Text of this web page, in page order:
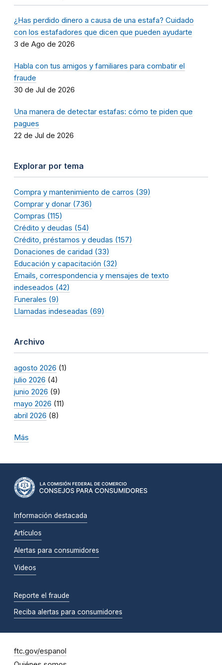
¿Has perdido dinero a causa de una estafa? Cuidado
con los estafadores que dicen que pueden ayudarte
3 de Ago de 2026
Habla con tus amigos y familiares para combatir el
fraude
30 de Jul de 2026
Una manera de detectar estafas: cómo te piden que
pagues
22 de Jul de 2026
Explorar por tema
Compra y mantenimiento de carros (39)
Comprar y donar (736)
Compras (115)
Crédito y deudas (54)
Crédito, préstamos y deudas (157)
Donaciones de caridad (33)
Educación y capacitación (32)
Emails, correspondencia y mensajes de texto
indeseados (42)
Funerales (9)
Llamadas indeseadas (69)
Archivo
agosto 2026 (1)
julio 2026 (4)
junio 2026 (9)
mayo 2026 (11)
abril 2026 (8)
Más
Información destacada
Artículos
Alertas para consumidores
Videos
Reporte el fraude
Reciba alertas para consumidores
ftc.gov/espanol